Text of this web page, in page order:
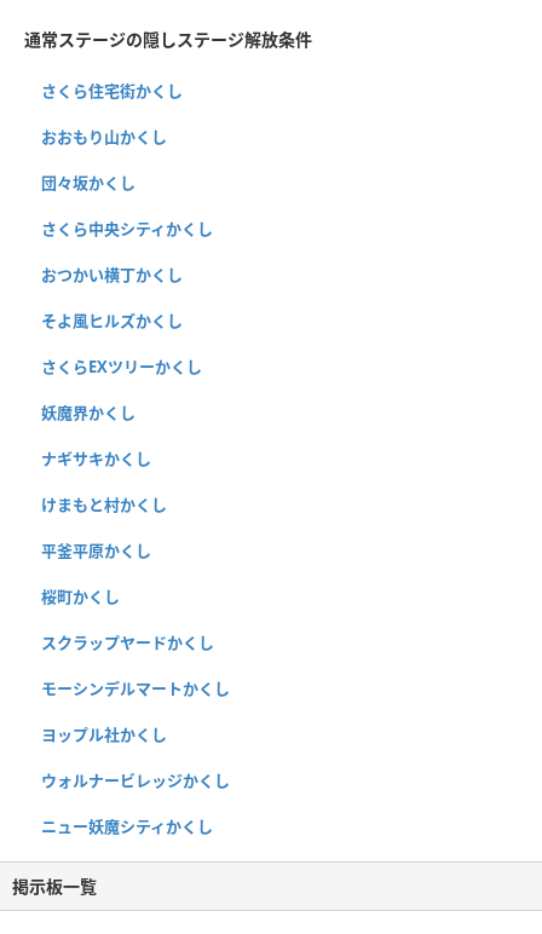
通常ステージの隠しステージ解放条件
さくら住宅街かくし
おおもり山かくし
団々坂かくし
さくら中央シティかくし
おつかい横丁かくし
そよ風ヒルズかくし
さくらEXツリーかくし
妖魔界かくし
ナギサキかくし
けまもと村かくし
平釜平原かくし
桜町かくし
スクラップヤードかくし
モーシンデルマートかくし
ヨップル社かくし
ウォルナービレッジかくし
ニュー妖魔シティかくし
掲示板一覧